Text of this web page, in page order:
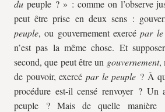
du peuple ? » : comme on l’observe
peut être prise en deux sens :
peuple, ou gouvernement exercépar le
n’est pas la même chose. Et
second, que peut être un gouvernement,
de pouvoir, exercé par le peuple ? À
procédure est-il censé renvoyer ? Un
peuple ? Mais de quelle manière